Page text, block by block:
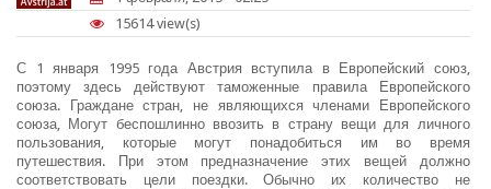
15614 view(s)
С 1 января 1995 года Австрия вступила в Европейский союз,
поэтому здесь действуют таможенные правила Европейского
союза. Граждане стран, не являющихся членами Европейского
союза, Могут беспошлинно ввозить в страну вещи для личного
пользования, которые могут понадобиться им во время
путешествия. При этом предназначение этих вещей должно
соответствовать цели поездки. Обычно их количество не